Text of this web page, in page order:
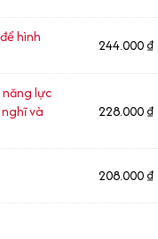
hình
244.000₫
lực
và
228.000₫
208.000₫